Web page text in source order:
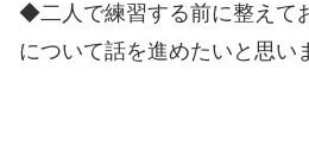
◆二人で練習する前に整えて
について話を進めたいと思い